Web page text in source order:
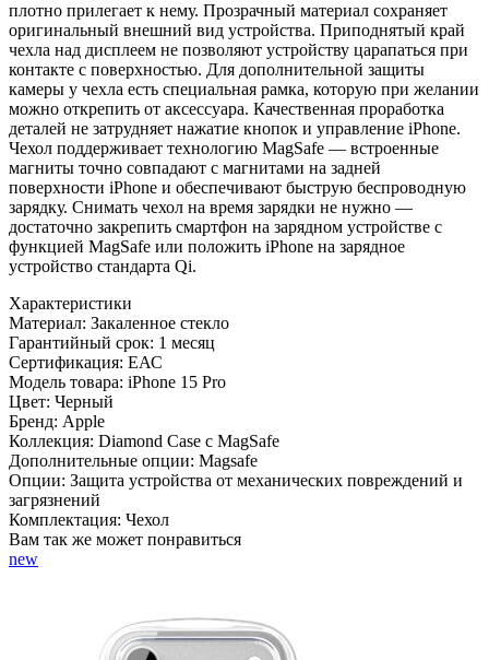
плотно прилегает к нему. Прозрачный материал сохраняет
оригинальный внешний вид устройства. Приподнятый край
чехла над дисплеем не позволяют устройству царапаться при
контакте с поверхностью. Для дополнительной защиты
камеры у чехла есть специальная рамка, которую при желании
можно открепить от аксессуара. Качественная проработка
деталей не затрудняет нажатие кнопок и управление iPhone.
Чехол поддерживает технологию MagSafe — встроенные
магниты точно совпадают с магнитами на задней
поверхности iPhone и обеспечивают быструю беспроводную
зарядку. Снимать чехол на время зарядки не нужно —
достаточно закрепить смартфон на зарядном устройстве с
функцией MagSafe или положить iPhone на зарядное
устройство стандарта Qi.
Характеристики
Материал: Закаленное стекло
Гарантийный срок: 1 месяц
Сертификация: ЕАС
Модель товара: iPhone 15 Pro
Цвет: Черный
Бренд: Apple
Коллекция: Diamond Case с MagSafe
Дополнительные опции: Magsafe
Опции: Защита устройства от механических повреждений и
загрязнений
Комплектация: Чехол
Вам так же может понравиться
new